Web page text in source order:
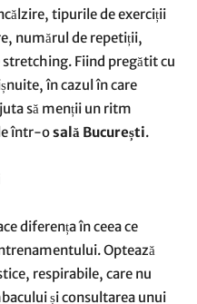
tipurile de exerciții
numărul de repetiții,
Fiind pregătit cu
în cazul în care
să menții un ritm
într-osală București.
diferența în ceea ce
Optează
respirabile, care nu
și consultarea unui